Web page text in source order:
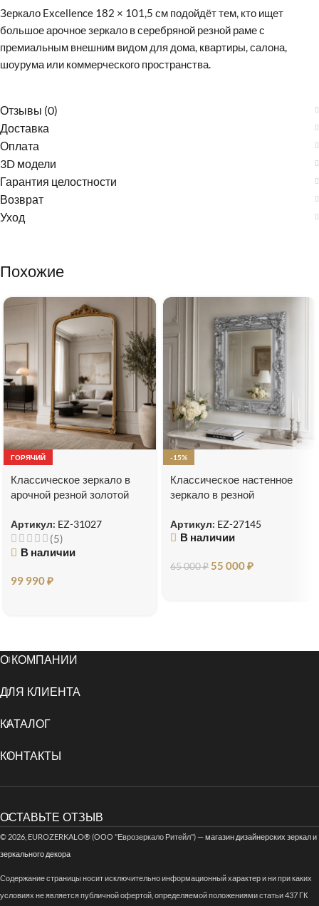
Зеркало Excellence 182 × 101,5 см подойдёт тем, кто ищет
большое арочное зеркало в серебряной резной раме с
премиальным внешним видом для дома, квартиры, салона,
шоурума или коммерческого пространства.
Отзывы (0)
Доставка
Оплата
3D модели
Гарантия целостности
Возврат
Уход
Похожие
ГОРЯЧИЙ
Классическое зеркало в
арочной резной золотой
Артикул: EZ-31027
(5)
В наличии
99 990₽
-15%
Классическое настенное
зеркало в резной
Артикул: EZ-27145
В наличии
65 000₽ 55 000₽
О КОМПАНИИ
ДЛЯ КЛИЕНТА
КАТАЛОГ
КОНТАКТЫ
ОСТАВЬТЕ ОТЗЫВ
© 2026, EUROZERKALO® (ООО "Еврозеркало Ритейл") —магазин дизайнерских зеркал и
зеркального декора
Содержание страницы носит исключительно информационный характер и ни при каких
условиях не является публичной офертой, определяемой положениями статьи 437 ГК